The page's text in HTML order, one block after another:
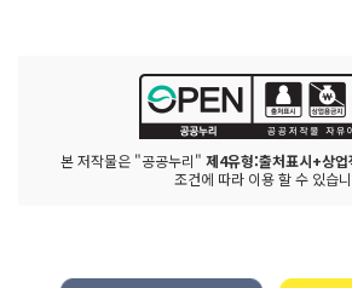
본 저작물은 "공공누리" 제4유형:출처표시+상
조건에 따라 이용 할 수 있습